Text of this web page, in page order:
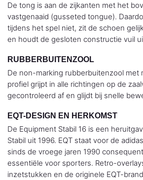
De tong is aan de zijkanten met het
vastgenaaid (gusseted tongue).
tijdens het spel niet, zit de schoen
en houdt de gesloten constructie vuil
RUBBERBUITENZOOL
De non-marking rubberbuitenzool met
profiel grijpt in alle richtingen op de
gecontroleerd af en glijdt bij snelle
EQT-DESIGN EN HERKOMST
De Equipment Stabil 16 is een
Stabil uit 1996. EQT staat voor de
sinds de vroege jaren 1990
essentiële voor sporters. Retro-
inzetstukken en de originele EQT-